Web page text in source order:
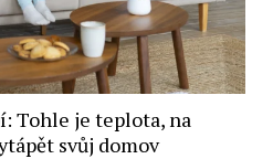
Tohle je teplota, na
svůj domov